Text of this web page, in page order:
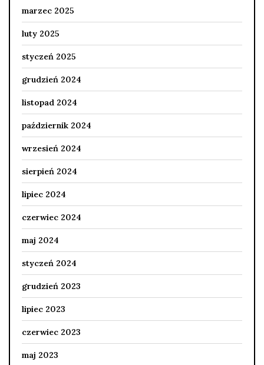
marzec 2025
luty 2025
styczeń 2025
grudzień 2024
listopad 2024
październik 2024
wrzesień 2024
sierpień 2024
lipiec 2024
czerwiec 2024
maj 2024
styczeń 2024
grudzień 2023
lipiec 2023
czerwiec 2023
maj 2023